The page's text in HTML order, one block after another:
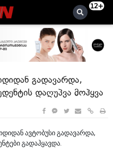
12+
გადავარდა,
დაღუპვა მოჰყვა
ავტობუსი გადავარდა,
გადაჰყავდა.